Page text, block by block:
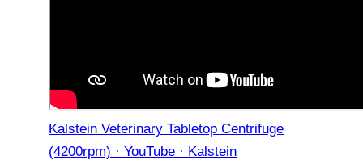
Kalstein Veterinary Tabletop Centrifuge
(4200rpm) · YouTube · Kalstein